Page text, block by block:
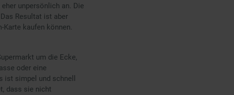
unpersönlich an. Die
Resultat ist aber
Karte kaufen können.
um die Ecke,
oder eine
ist simpel und schnell
dass sie nicht